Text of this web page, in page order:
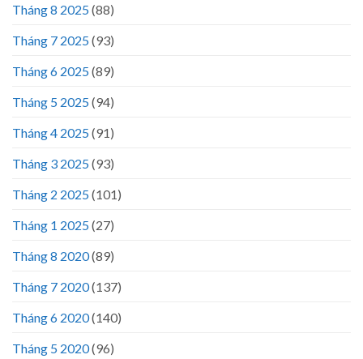
Tháng 8 2025(88)
Tháng 7 2025(93)
Tháng 6 2025(89)
Tháng 5 2025(94)
Tháng 4 2025(91)
Tháng 3 2025(93)
Tháng 2 2025(101)
Tháng 1 2025(27)
Tháng 8 2020(89)
Tháng 7 2020(137)
Tháng 6 2020(140)
Tháng 5 2020(96)